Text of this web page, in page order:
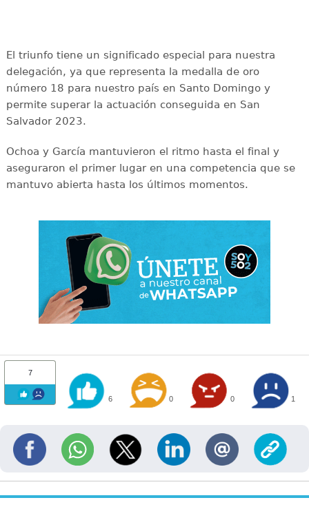
El triunfo tiene un significado especial para nuestra
delegación, ya que representa la medalla de oro
número 18 para nuestro país en Santo Domingo y
permite superar la actuación conseguida en San
Salvador 2023.
Ochoa y García mantuvieron el ritmo hasta el final y
aseguraron el primer lugar en una competencia que se
mantuvo abierta hasta los últimos momentos.
7
6 0 0 1